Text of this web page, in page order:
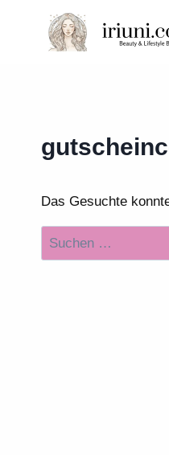
springen
Das Gesuchte
Suchen
nach: